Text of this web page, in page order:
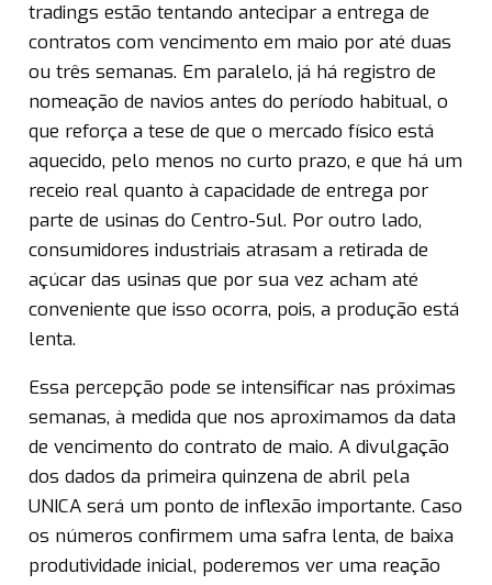
tradings estão tentando antecipar a entrega de
contratos com vencimento em maio por até duas
ou três semanas. Em paralelo, já há registro de
nomeação de navios antes do período habitual, o
que reforça a tese de que o mercado físico está
aquecido, pelo menos no curto prazo, e que há um
receio real quanto à capacidade de entrega por
parte de usinas do Centro-Sul. Por outro lado,
consumidores industriais atrasam a retirada de
açúcar das usinas que por sua vez acham até
conveniente que isso ocorra, pois, a produção está
lenta.
Essa percepção pode se intensificar nas próximas
semanas, à medida que nos aproximamos da data
de vencimento do contrato de maio. A divulgação
dos dados da primeira quinzena de abril pela
UNICA será um ponto de inflexão importante. Caso
os números confirmem uma safra lenta, de baixa
produtividade inicial, poderemos ver uma reação